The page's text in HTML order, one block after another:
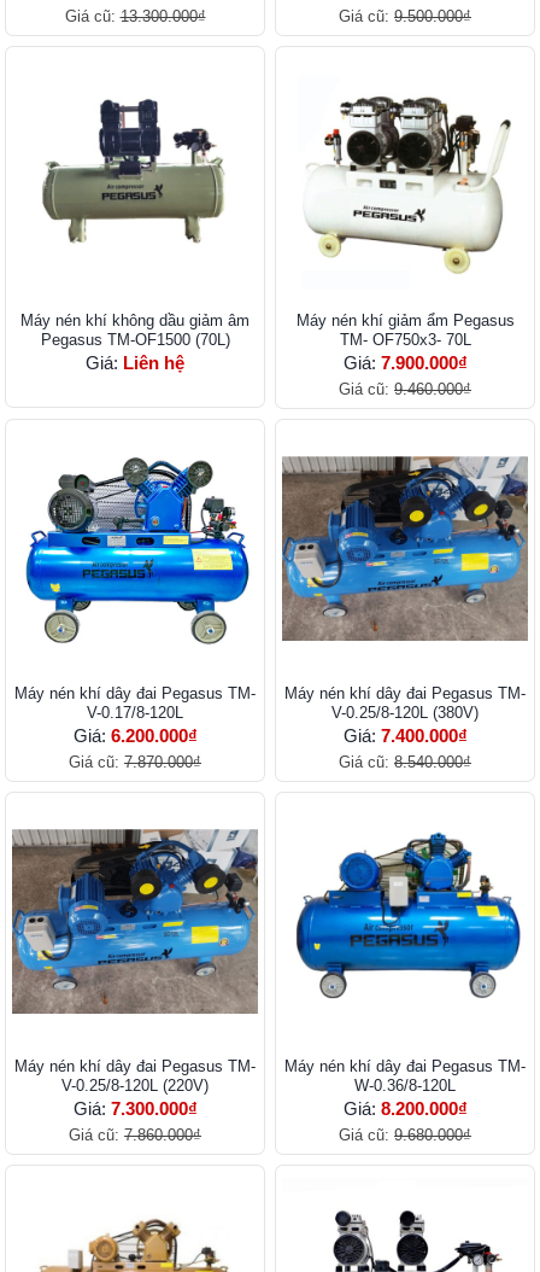
Giá cũ:13.300.000₫ Giá cũ: 9.500.000₫
Máy nén khí không dầu giảm âm
Pegasus TM-OF1500 (70L)
Giá: Liên hệ
Máy nén khí giảm ẩm Pegasus
TM- OF750x3- 70L
Giá: 7.900.000₫
Giá cũ: 9.460.000₫
Máy nén khí dây đai Pegasus TM-
V-0.17/8-120L
Giá: 6.200.000₫
Giá cũ: 7.870.000₫
Máy nén khí dây đai Pegasus TM-
V-0.25/8-120L (380V)
Giá: 7.400.000₫
Giá cũ: 8.540.000₫
Máy nén khí dây đai Pegasus TM-
V-0.25/8-120L (220V)
Giá: 7.300.000₫
Giá cũ: 7.860.000₫
Máy nén khí dây đai Pegasus TM-
W-0.36/8-120L
Giá: 8.200.000₫
Giá cũ: 9.680.000₫